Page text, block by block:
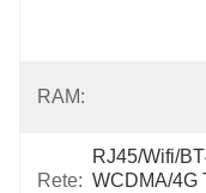
RAM:
Rete:
RJ45/Wifi/
WCDMA/4G